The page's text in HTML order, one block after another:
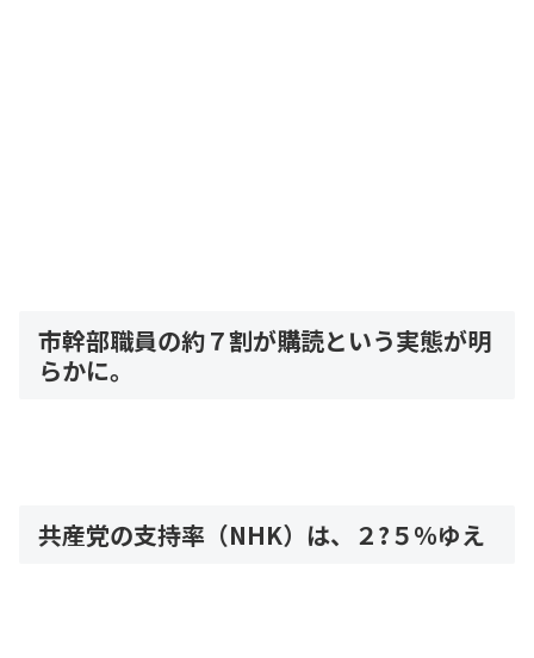
市幹部職員の約７割が購読という実態が明
らかに。
共産党の支持率（NHK）は、２?５％ゆえ